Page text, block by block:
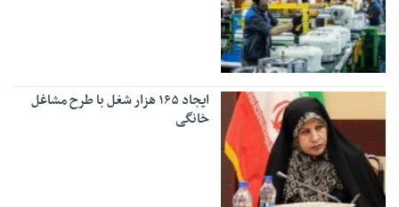
ایجاد ۱۶۵ هزار شغل با طرح مشاغل
خانگی